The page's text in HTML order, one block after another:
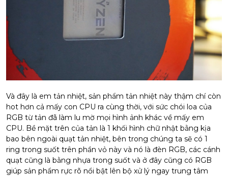
Và đây là em tản nhiệt, sản phẩm tản nhiệt này thậm chí còn
hot hơn cả mấy con CPU ra cùng thời, với sức chói loa của
RGB từ tản đã làm lu mờ mọi hình ảnh khác về mấy em
CPU. Bề mặt trên của tản là 1 khối hình chữ nhật bằng kịa
bao bên ngoài quạt tản nhiệt, bên trong chúng ta sẽ có 1
ring trong suốt trên phần vỏ này và nó là đèn RGB, các cánh
quạt cũng là bằng nhựa trong suốt và ở đây cũng có RGB
giúp sản phẩm rực rõ nổi bật lên bộ xử lý ngay trung tâm